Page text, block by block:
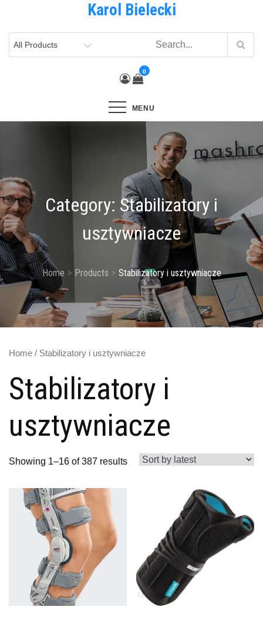
content
Karol Bielecki
0
MENU
Category: Stabilizatory i
usztywniacze
Home Products Stabilizatory i usztywniacze
Home / Stabilizatory i usztywniacze
Stabilizatory i
usztywniacze
Showing 1–16 of 387 results